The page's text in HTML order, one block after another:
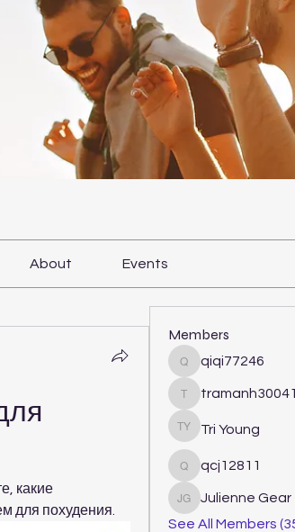
About Events
какие
для похудения.
Members
qiqi77246
qiqi77246
tramanh3004123
Tri Young
Tri Young
qcj12811
qcj12811
Julienne Gear
Julienne Gear
See All Members